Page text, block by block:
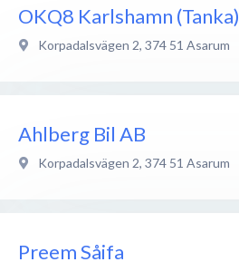
OKQ8 Karlshamn (Tanka)
Korpadalsvägen 2, 374 51 Asarum
Ahlberg Bil AB
Korpadalsvägen 2, 374 51 Asarum
Preem Såifa